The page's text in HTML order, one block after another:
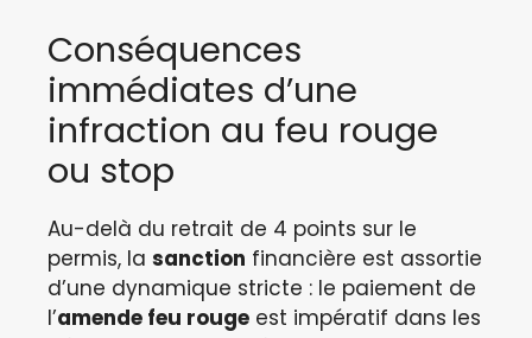
Conséquences
immédiates d’une
infraction au feu rouge
ou stop
Au-delà du retrait de 4 points sur le
permis, la sanction financière est assortie
d’une dynamique stricte : le paiement de
l’amende feu rouge est impératif dans les